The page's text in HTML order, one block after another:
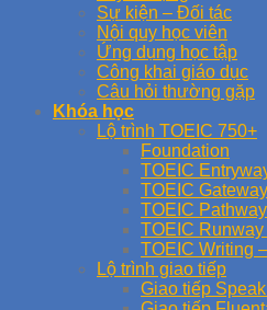
Sự kiện – Đối tác
Nội quy học viên
Ứng dụng học tập
Công khai giáo dục
Câu hỏi thường gặp
Khóa học
Lộ trình TOEIC 750+
Foundation
TOEIC
TOEIC
TOEIC
TOEIC Runway
TOEIC Writing
Lộ trình giao tiếp
Giao tiếp